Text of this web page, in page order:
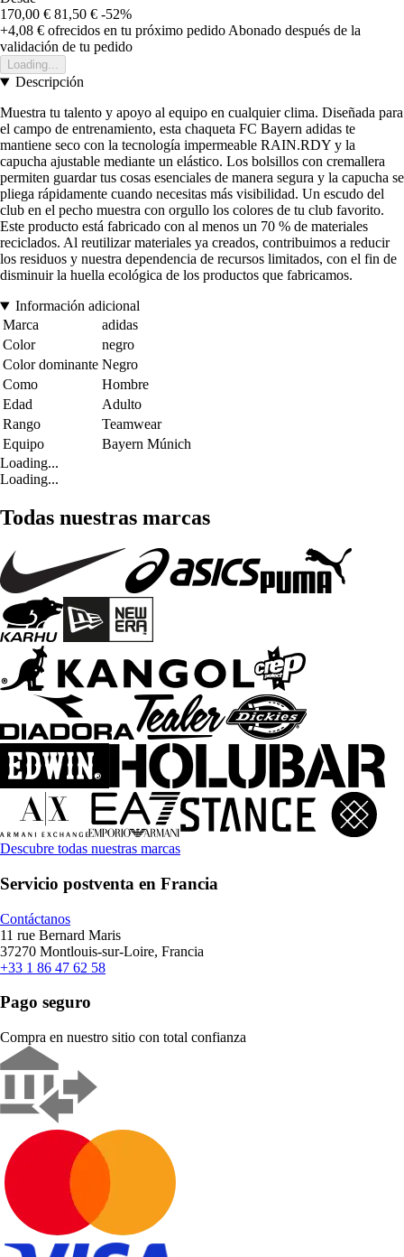
170,00 € 81,50 € -52%
+4,08 € ofrecidos en tu próximo pedido Abonado después de la
validación de tu pedido
Loading...
Descripción
Muestra tu talento y apoyo al equipo en cualquier clima. Diseñada para
el campo de entrenamiento, esta chaqueta FC Bayern adidas te
mantiene seco con la tecnología impermeable RAIN.RDY y la
capucha ajustable mediante un elástico. Los bolsillos con cremallera
permiten guardar tus cosas esenciales de manera segura y la capucha se
pliega rápidamente cuando necesitas más visibilidad. Un escudo del
club en el pecho muestra con orgullo los colores de tu club favorito.
Este producto está fabricado con al menos un 70 % de materiales
reciclados. Al reutilizar materiales ya creados, contribuimos a reducir
los residuos y nuestra dependencia de recursos limitados, con el fin de
disminuir la huella ecológica de los productos que fabricamos.
Información adicional
Marca
adidas
Color
negro
Color dominante Negro
Como
Hombre
Edad
Adulto
Rango
Teamwear
Equipo
Bayern Múnich
Loading...
Loading...
Todas nuestras marcas
Descubre todas nuestras marcas
Servicio postventa en Francia
Contáctanos
11 rue Bernard Maris
37270 Montlouis-sur-Loire, Francia
+33 1 86 47 62 58
Pago seguro
Compra en nuestro sitio con total confianza